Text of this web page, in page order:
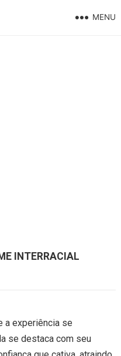
MENU
INTERRACIAL
a experiência se
se destaca com seu